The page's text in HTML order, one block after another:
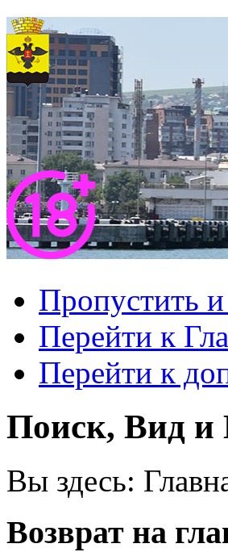
Пропустить
Перейти к
Перейти к
Поиск, Вид и
Вы здесь:
Возврат на